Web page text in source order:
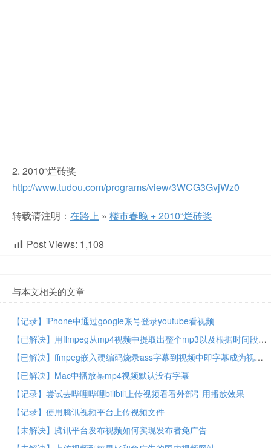
2. 2010“烂砖奖
http://www.tudou.com/programs/view/3WCG3GvjWz0
转载请注明： 在路上 » 楼市春晚 + 2010“烂砖奖
Post Views: 1,108
与本文相关的文章
【记录】iPhone中通过google账号登录youtube看视频
【已解决】用ffmpeg从mp4视频中提取出整个mp3以及根据时间段去分割mp3
【已解决】ffmpeg嵌入硬编码烧录ass字幕到视频中即字幕成为视频内容本身
【已解决】Mac中播放某mp4视频默认没有字幕
【记录】尝试去哔哩哔哩bilibili上传视频看看外部引用播放效果
【记录】使用腾讯视频平台上传视频文件
【未解决】腾讯平台发布视频如何实现发布者免广告